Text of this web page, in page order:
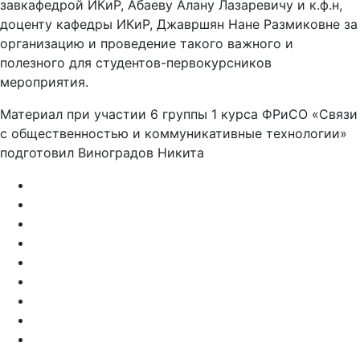
завкафедрой ИКиР, Абаеву Алану Лазаревичу и к.ф.н,
доценту кафедры ИКиР, Джавршян Нане Размиковне за
организацию и проведение такого важного и
полезного для студентов-первокурсников
мероприятия.
Материал при участии 6 группы 1 курса ФРиСО «Связи
с общественностью и коммуникативные технологии»
подготовил Виноградов Никита